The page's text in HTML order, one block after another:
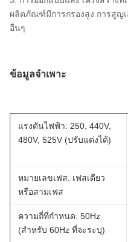
ผลิตภัณฑ์มีการกรองสูง การสู
อื่นๆ
ข้อมูลจำเพาะ
แรงดันไฟฟ้า: 250, 440V,
480V, 525V (ปรับแต่งได้)
หมายเลขเฟส: เฟสเดียว
หรือสามเฟส
ความถี่ที่กำหนด: 50Hz
(สำหรับ 60Hz ที่จะระบุ)